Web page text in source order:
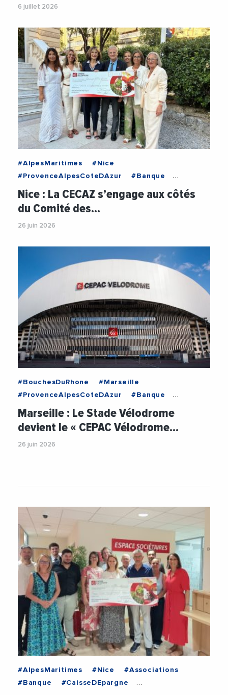
6 juillet 2026
#AlpesMaritimes
#Nice
#ProvenceAlpesCoteDAzur
#Banque
#CaisseDEpargne
#CaisseDEpargneCoteDAzur
#Cancer
#LigueContreLeCancer
Nice : La CECAZ s’engage aux côtés
du Comité des…
26 juin 2026
#BouchesDuRhone
#Marseille
#ProvenceAlpesCoteDAzur
#Banque
#CaisseDEpargne
#CaisseEpargneCEPAC
#Football
#VelodromeMarseille
Marseille : Le Stade Vélodrome
devient le « CEPAC Vélodrome…
26 juin 2026
#AlpesMaritimes #Nice
#Associations
#Banque
#CaisseDEpargne